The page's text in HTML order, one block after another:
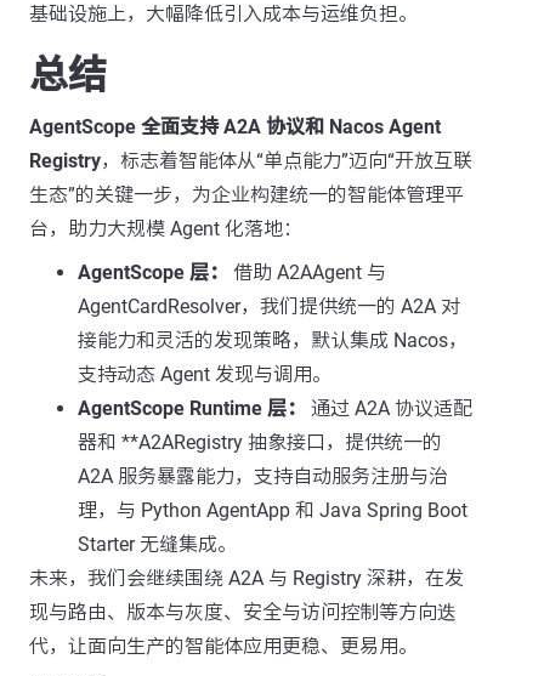
基础设施上，大幅降低引入成本与运维负担。
总结
AgentScope 全面支持 A2A 协议和 Nacos Agent
Registry，标志着智能体从“单点能力”迈向“开放互联
生态”的关键一步，为企业构建统一的智能体管理平
台，助力大规模 Agent 化落地：
AgentScope 层：
借助 A2AAgent 与
AgentCardResolver，我们提供统一的 A2A 对
接能力和灵活的发现策略，默认集成 Nacos，
支持动态 Agent 发现与调用。
AgentScope Runtime 层：
通过 A2A 协议适配
器和 **A2ARegistry 抽象接口，提供统一的
A2A 服务暴露能力，支持自动服务注册与治
理，与 Python AgentApp 和 Java Spring Boot
Starter 无缝集成。
未来，我们会继续围绕 A2A 与 Registry 深耕，在发
现与路由、版本与灰度、安全与访问控制等方向迭
代，让面向生产的智能体应用更稳、更易用。